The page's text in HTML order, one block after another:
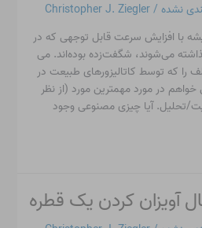
نشده /
Christopher J. Ziegler
با افزایش سرعت قابل توجهی که در
می‌شوند، شگفت‌زده بوده‌اند. می
را که توسط کاتالیزورهای طبیعت در
در مورد مهمترین مورد (از نظر
تحلیل. آیا چیزی مصنوعی وجود
آویزان کردن یک قطره